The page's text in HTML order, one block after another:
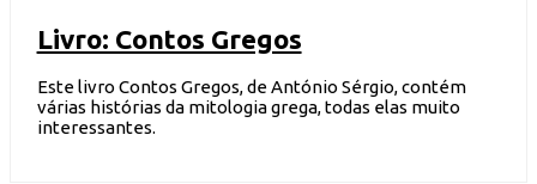
Livro: Contos Gregos
Este livro Contos Gregos, de António Sérgio, contém
várias histórias da mitologia grega, todas elas muito
interessantes.